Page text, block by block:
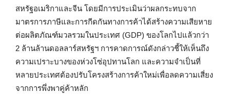
สหรัฐอเมริกาและจีน โดยมีการประเมินว่าผลกระทบจาก
มาตรการภาษีและการกีดกันทางการค้าได้สร้างความเสียหาย
ต่อผลิตภัณฑ์มวลรวมในประเทศ (GDP) ของโลกไปแล้วกว่า
2 ล้านล้านดอลลาร์สหรัฐฯ การคาดการณ์ดังกล่าวชี้ให้เห็นถึง
ความเปราะบางของห่วงโซ่อุปทานโลก และความจำเป็นที่
หลายประเทศต้องปรับโครงสร้างการค้าใหม่เพื่อลดความเสี่ยง
จากการพึ่งพาคู่ค้าหลัก